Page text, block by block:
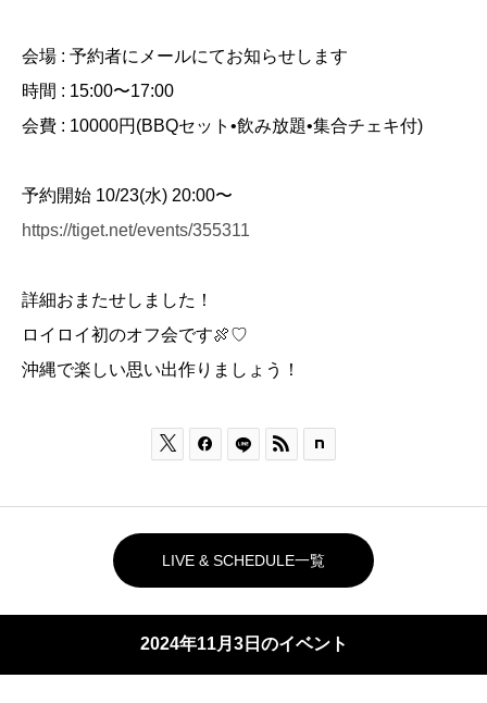
会場 : 予約者にメールにてお知らせします
時間 : 15:00〜17:00
会費 : 10000円(BBQセット•飲み放題•集合チェキ付)
予約開始 10/23(水) 20:00〜
https://tiget.net/events/355311
詳細おまたせしました！
ロイロイ初のオフ会です🍖♡
沖縄で楽しい思い出作りましょう！
  
LIVE & SCHEDULE一覧
2024年11月3日のイベント